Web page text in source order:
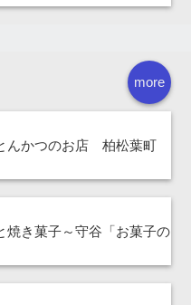
more
んかつのお店 柏松葉町
焼き菓子～守谷「お菓子の